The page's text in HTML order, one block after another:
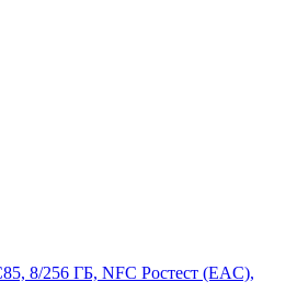
8/256 ГБ, NFC Ростест (EAC),